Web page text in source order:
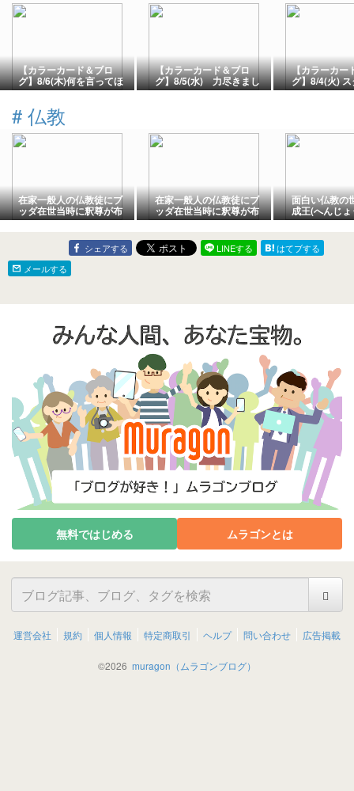
【カラーカード＆ブロ
グ】8/6(木)何を言ってほ
しい？ PURPLE 【癒し
【カラーカード＆ブロ
グ】8/5(水) 力尽きまし
た VIOLET 【癒しのメ
【カラーカー
グ】8/4(火)
シュ
# 仏教
在家一般人の仏教徒にブ
ッダ在世当時に釈尊が布
薩の過ごし方(一般仏教徒
の仏教への接し方。釈尊
在世時には一般人にはヴ
ィッパッサナー瞑想マイ
ンドフルネス瞑想等いわ
ゆる気づきの瞑想とかは
在家一般人の仏教徒にブ
ッダ在世当時に釈尊が布
薩の過ごし方(一般仏教徒
の仏教への接し方)を説
く。part6 布薩の効果
面白い仏教
成王(へんじ
府と六道輪廻
シェアする LINEする
はてブする
メールする
無料ではじめる ムラゴンとは
運営会社 規約 個人情報 特定商取引 ヘルプ 問い合わせ 広告掲載
©2026 muragon（ムラゴンブログ）